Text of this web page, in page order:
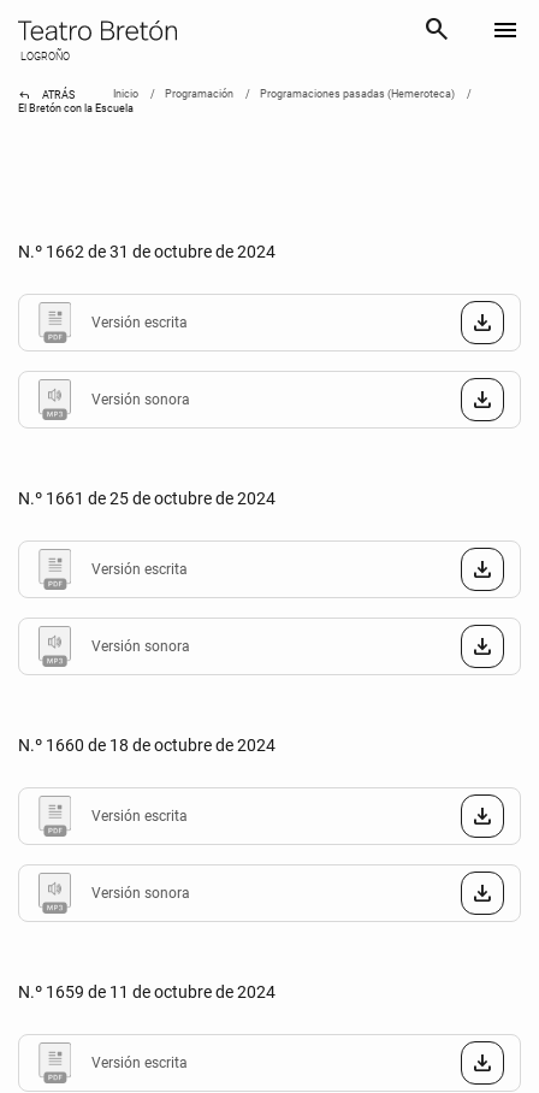
LOGROÑO
search menu
reply ATRÁS Inicio Programación
Programaciones pasadas (Hemeroteca)
El Bretón con la Escuela
N.º 1662 de 31 de octubre de 2024
Versión escrita
Versión sonora
N.º 1661 de 25 de octubre de 2024
Versión escrita
Versión sonora
N.º 1660 de 18 de octubre de 2024
Versión escrita
Versión sonora
N.º 1659 de 11 de octubre de 2024
Versión escrita